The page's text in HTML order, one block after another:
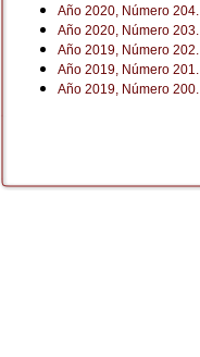
Año 2020, Número 204.
Año 2020, Número 203.
Año 2019, Número 202.
Año 2019, Número 201.
Año 2019, Número 200.